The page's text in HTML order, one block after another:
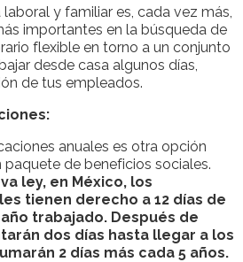
y familiar es, cada vez más,
importantes en la búsqueda de
flexible en torno a un conjunto
desde casa algunos días,
de tus empleados.
anuales es otra opción
de beneficios sociales.
ley, en México, los
tienen derecho a 12 días de
trabajado. Después de
dos días hasta llegar a los
2 días más cada 5 años.